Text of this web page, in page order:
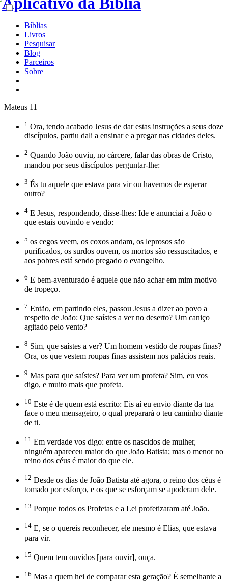
Bíblias
Livros
Pesquisar
Blog
Parceiros
Sobre
Mateus 11
1 Ora, tendo acabado Jesus de dar estas instruções a seus doze
discípulos, partiu dali a ensinar e a pregar nas cidades deles.
2 Quando João ouviu, no cárcere, falar das obras de Cristo,
mandou por seus discípulos perguntar-lhe:
3 És tu aquele que estava para vir ou havemos de esperar
outro?
4 E Jesus, respondendo, disse-lhes: Ide e anunciai a João o
que estais ouvindo e vendo:
5 os cegos veem, os coxos andam, os leprosos são
purificados, os surdos ouvem, os mortos são ressuscitados, e
aos pobres está sendo pregado o evangelho.
6 E bem-aventurado é aquele que não achar em mim motivo
de tropeço.
7 Então, em partindo eles, passou Jesus a dizer ao povo a
respeito de João: Que saístes a ver no deserto? Um caniço
agitado pelo vento?
8 Sim, que saístes a ver? Um homem vestido de roupas finas?
Ora, os que vestem roupas finas assistem nos palácios reais.
9 Mas para que saístes? Para ver um profeta? Sim, eu vos
digo, e muito mais que profeta.
10 Este é de quem está escrito: Eis aí eu envio diante da tua
face o meu mensageiro, o qual preparará o teu caminho diante
de ti.
11 Em verdade vos digo: entre os nascidos de mulher,
ninguém apareceu maior do que João Batista; mas o menor no
reino dos céus é maior do que ele.
12 Desde os dias de João Batista até agora, o reino dos céus é
tomado por esforço, e os que se esforçam se apoderam dele.
13 Porque todos os Profetas e a Lei profetizaram até João.
14 E, se o quereis reconhecer, ele mesmo é Elias, que estava
para vir.
15 Quem tem ouvidos [para ouvir], ouça.
16 Mas a quem hei de comparar esta geração? É semelhante a